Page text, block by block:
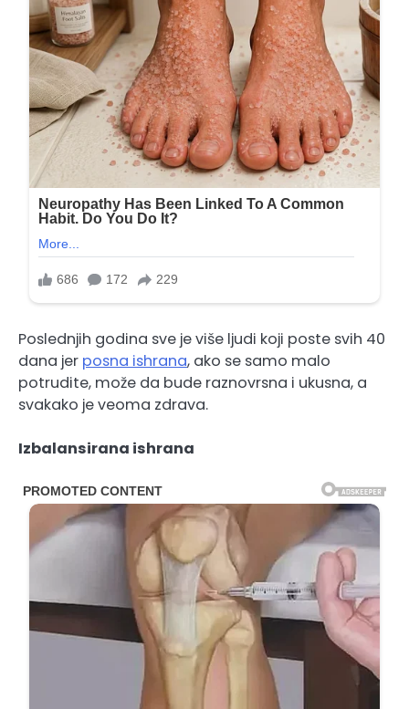
Poslednjih godina sve je više ljudi koji poste svih 40
dana jer posna ishrana, ako se samo malo
potrudite, može da bude raznovrsna i ukusna, a
svakako je veoma zdrava.
Izbalansirana ishrana